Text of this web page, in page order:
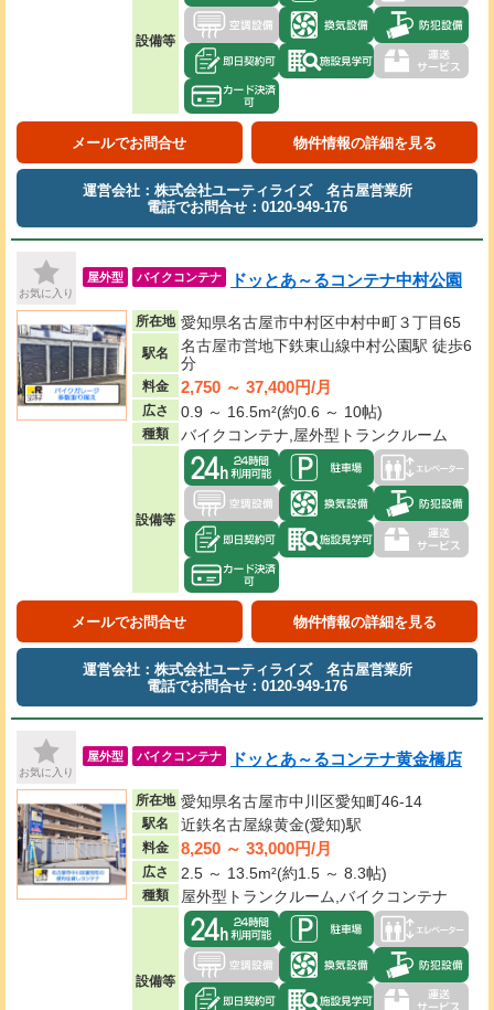
設備等
メールでお問合せ 物件情報の詳細を見る
運営会社：株式会社ユーティライズ 名古屋営業所
電話でお問合せ：0120-949-176
お気に入り
屋外型 バイクコンテナ ドッとあ～るコンテナ中村公園
所在地 愛知県名古屋市中村区中村中町３丁目65
駅名
名古屋市営地下鉄東山線中村公園駅 徒歩6
分
料金 2,750 ～ 37,400円/月
広さ 0.9 ～ 16.5m²(約0.6 ～ 10帖)
種類 バイクコンテナ,屋外型トランクルーム
設備等
メールでお問合せ 物件情報の詳細を見る
運営会社：株式会社ユーティライズ 名古屋営業所
電話でお問合せ：0120-949-176
お気に入り
屋外型 バイクコンテナ ドッとあ～るコンテナ黄金橋店
所在地 愛知県名古屋市中川区愛知町46-14
駅名 近鉄名古屋線黄金(愛知)駅
料金 8,250 ～ 33,000円/月
広さ 2.5 ～ 13.5m²(約1.5 ～ 8.3帖)
種類 屋外型トランクルーム,バイクコンテナ
設備等